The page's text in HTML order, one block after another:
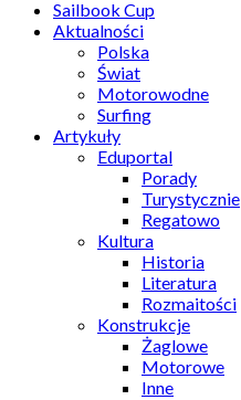
Sailbook Cup
Aktualności
Polska
Świat
Motorowodne
Surfing
Artykuły
Eduportal
Porady
Turystycznie
Regatowo
Kultura
Historia
Literatura
Rozmaitości
Konstrukcje
Żaglowe
Motorowe
Inne